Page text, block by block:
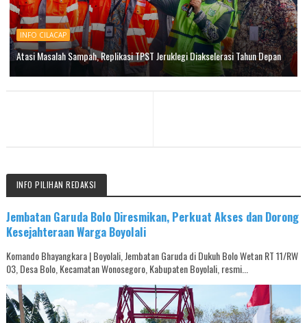
INFO CILACAP
Atasi Masalah Sampah, Replikasi TPST Jeruklegi Diakselerasi Tahun Depan
INFO PILIHAN REDAKSI
Jembatan Garuda Bolo Diresmikan, Perkuat Akses dan Dorong
Kesejahteraan Warga Boyolali
Komando Bhayangkara | Boyolali, Jembatan Garuda di Dukuh Bolo Wetan RT 11/RW
03, Desa Bolo, Kecamatan Wonosegoro, Kabupaten Boyolali, resmi...